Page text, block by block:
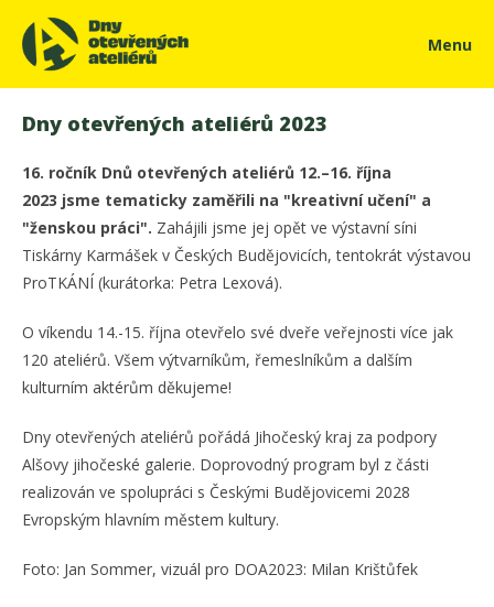
Menu
Dny otevřených ateliérů 2023
16. ročník Dnů otevřených ateliérů 12.–16. října
2023 jsme tematicky zaměřili na "kreativní učení" a
"ženskou práci". Zahájili jsme jej opět ve výstavní síni
Tiskárny Karmášek v Českých Budějovicích, tentokrát výstavou
ProTKÁNÍ (kurátorka: Petra Lexová).
O víkendu 14.-15. října otevřelo své dveře veřejnosti více jak
120 ateliérů. Všem výtvarníkům, řemeslníkům a dalším
kulturním aktérům děkujeme!
Dny otevřených ateliérů pořádá Jihočeský kraj za podpory
Alšovy jihočeské galerie. Doprovodný program byl z části
realizován ve spolupráci s Českými Budějovicemi 2028
Evropským hlavním městem kultury.
Foto: Jan Sommer, vizuál pro DOA2023: Milan Krištůfek